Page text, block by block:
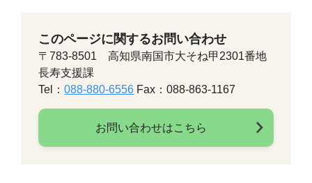
このページに関するお問い合わせ
〒783-8501 高知県南国市大そね甲2301番地
長寿支援課
Tel：088-880-6556 Fax：088-863-1167
お問い合わせはこちら